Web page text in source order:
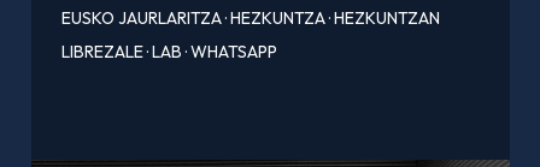
EUSKO JAURLARITZA·HEZKUNTZA·HEZKUNTZAN
LIBREZALE·LAB·WHATSAPP